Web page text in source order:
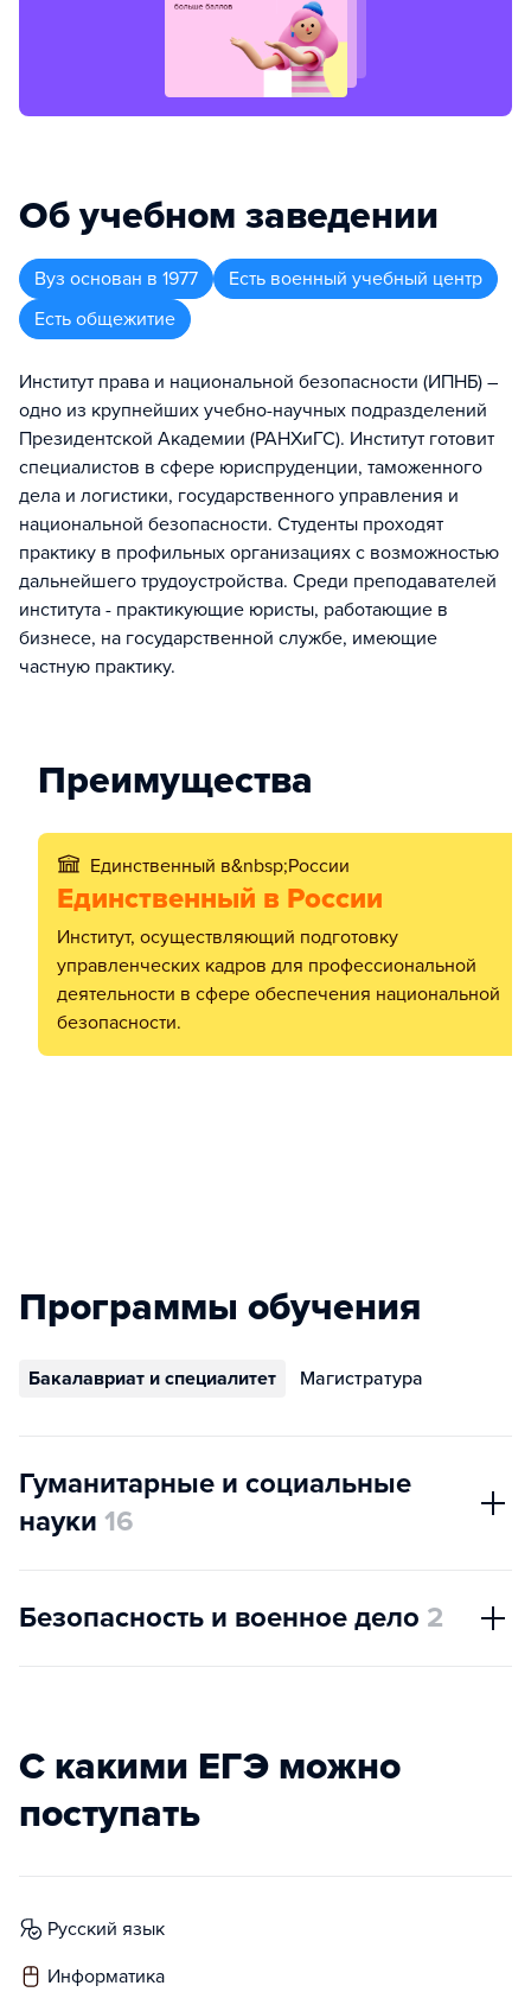
Об учебном заведении
Вуз основан в 1977
Есть военный учебный центр
Есть общежитие
Институт права и национальной безопасности (ИПНБ) –
одно из крупнейших учебно-научных подразделений
Президентской Академии (РАНХиГС). Институт готовит
специалистов в сфере юриспруденции, таможенного
дела и логистики, государственного управления и
национальной безопасности. Студенты проходят
практику в профильных организациях с возможностью
дальнейшего трудоустройства. Среди преподавателей
института - практикующие юристы, работающие в
бизнесе, на государственной службе, имеющие
частную практику.
Преимущества
Единственный в&nbsp;России
Единственный в России
институт, осуществляющий подготовку
управленческих кадров для профессиональной
деятельности в сфере обеспечения национальной
безопасности.
Программы обучения
Бакалавриат и специалитет Магистратура
Гуманитарные и социальные
науки 16
Безопасность и военное дело 2
С какими ЕГЭ можно
поступать
русский язык
информатика